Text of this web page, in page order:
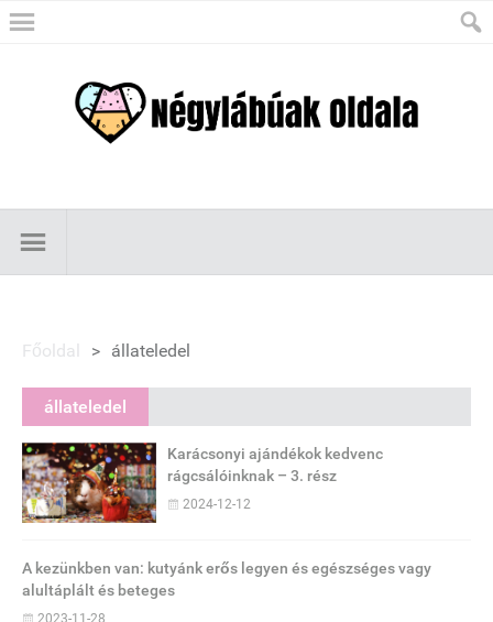
Főoldal > állateledel
állateledel
Karácsonyi ajándékok kedvenc
rágcsálóinknak – 3. rész
2024-12-12
A kezünkben van: kutyánk erős legyen és egészséges vagy
alultáplált és beteges